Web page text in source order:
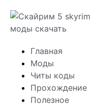
Главная
Моды
Читы коды
Прохождение
Полезное